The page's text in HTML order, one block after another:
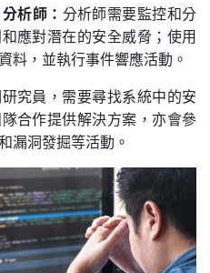
析師： 分析師需要監控和分
應對潛在的安全威脅；使用
料，並執行事件響應活動。
究員，需要尋找系統中的安
合作提供解決方案，亦會參
漏洞發掘等活動。